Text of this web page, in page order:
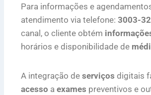
Para informações e
atendimento via telefone: 3003-
canal, o cliente obtém
horários e disponibilidade de
A integração de serviços digitais
acesso a exames preventivos e